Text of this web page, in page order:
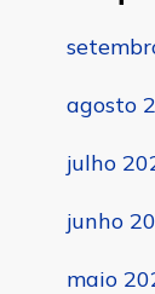
agosto
julho
junho
maio